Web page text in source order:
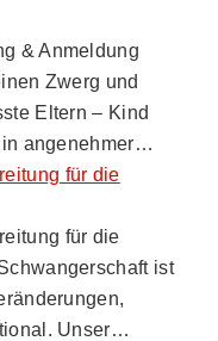
& Anmeldung
Zwerg und
Eltern – Kind
angenehmer…
für die
für die
ist
Unser…